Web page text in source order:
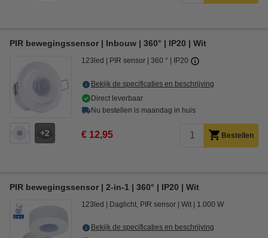
PIR bewegingssensor | Inbouw | 360° | IP20 | Wit
2
123led PIR sensor 360 ° IP20
Bekijk de specificaties en beschrijving
Direct leverbaar
Nu bestellen is maandag in huis
€ 12,95 Bestellen
PIR bewegingssensor | 2-in-1 | 360° | IP20 | Wit
123led Daglicht, PIR sensor Wit 1.000 W
Bekijk de specificaties en beschrijving